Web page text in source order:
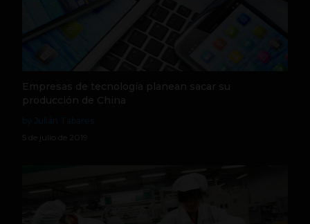
Empresas de tecnología planean sacar su
producción de China
5 de julio de 2019